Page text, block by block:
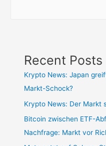
Recent Posts
Krypto News: Japan
Markt-Schock?
Krypto News: Der Markt
Bitcoin zwischen ETF-
Nachfrage: Markt vor